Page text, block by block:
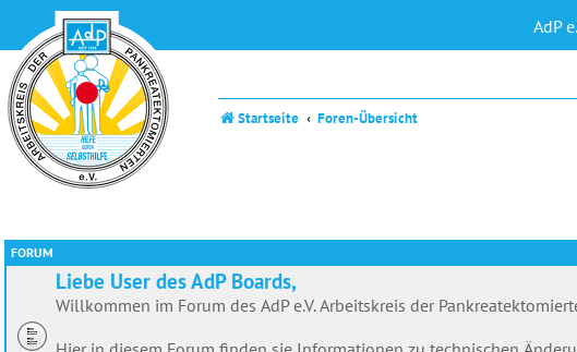
AdP
Startseite Foren-Übersicht
FORUM
Liebe User des AdP Boards,
Willkommen im Forum des AdP e.V. Arbeitskreis der